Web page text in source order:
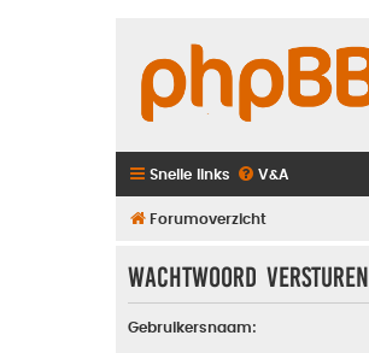
Snelle links V&A
Forumoverzicht
Wachtwoord versturen
Gebruikersnaam: